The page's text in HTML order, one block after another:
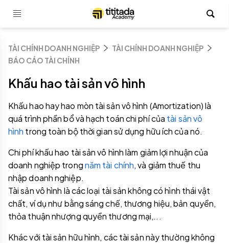
TÀI CHÍNH DOANH NGHIỆP
TÀI CHÍNH DOANH NGHIỆP
BÁO CÁO TÀI CHÍNH
Khấu hao tài sản vô hình
Khấu hao hay hao mòn tài sản vô hình (Amortization) là
quá trình phần bổ và hạch toán chi phí của tài sản vô
hình trong toàn bộ thời gian sử dụng hữu ích của nó.
Chi phí khấu hao tài sản vô hình làm giảm lợi nhuận của
doanh nghiệp trongnăm tài chính, và giảm thuế thu
nhập doanh nghiệp.
Tài sản vô hình là các loại tài sản không có hình thái vật
chất, ví dụ như bằng sáng chế, thương hiệu, bản quyền,
thỏa thuận nhượng quyền thương mại,...
Khác với tài sản hữu hình, các tài sản này thường không